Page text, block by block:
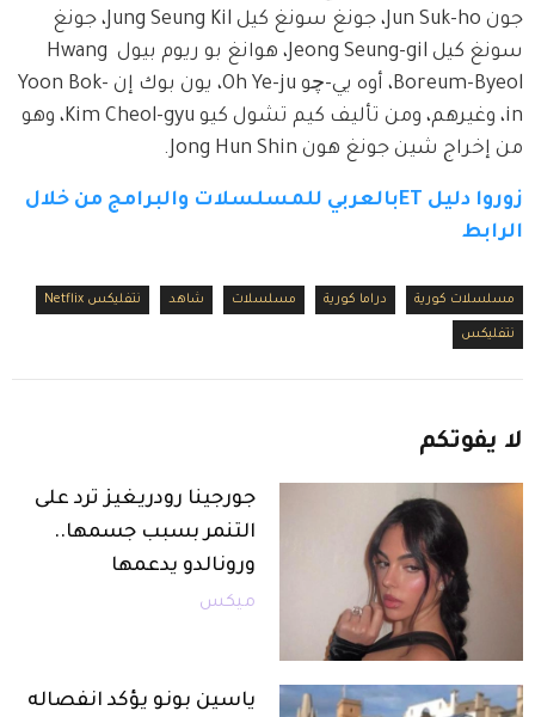
جون Jun Suk-ho، جونغ سونغ كيل Jung Seung Kil، جونغ
سونغ كيل Jeong Seung-gil، هوانغ بو ريوم بيول Hwang
Boreum-Byeol، أوه يي-چو Oh Ye-ju، يون بوك إن Yoon Bok-
in، وغيرهم، ومن تأليف كيم تشول كيو Kim Cheol-gyu، وهو
من إخراج شين جونغ هون Jong Hun Shin.
زوروا دليل ETبالعربي للمسلسلات والبرامج من خلال
الرابط
مسلسلات كورية دراما كورية مسلسلات شاهد نتفليكس Netflix
نتفليكس
لا يفوتكم
جورجينا رودريغيز ترد على
التنمر بسبب جسمها..
ورونالدو يدعمها
ميكس
ياسين بونو يؤكد انفصاله